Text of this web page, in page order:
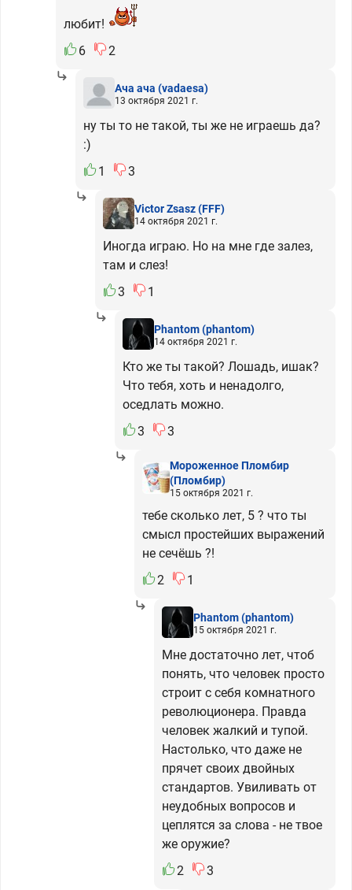
любит!
6
2
Ача ача (vadaesa)
13 октября 2021 г.
ну ты то не такой, ты же не играешь да?
:)
1
3
Victor Zsasz(FFF)
14 октября 2021 г.
Иногда играю. Но на мне где залез,
там и слез!
3
1
Phantom(phantom)
14 октября 2021 г.
Кто же ты такой? Лошадь, ишак?
Что тебя, хоть и ненадолго,
оседлать можно.
3
3
Мороженное Пломбир
(Пломбир)
15 октября 2021 г.
тебе сколько лет, 5 ? что ты
смысл простейших выражений
не сечёшь ?!
2
1
Phantom(phantom)
15 октября 2021 г.
Мне достаточно лет, чтоб
понять, что человек просто
строит с себя комнатного
революционера. Правда
человек жалкий и тупой.
Настолько, что даже не
прячет своих двойных
стандартов. Увиливать от
неудобных вопросов и
цеплятся за слова - не твое
же оружие?
2
3